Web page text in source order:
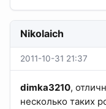
Nikolaich
2011-10-31 21:37
dimka3210,
несколько таких